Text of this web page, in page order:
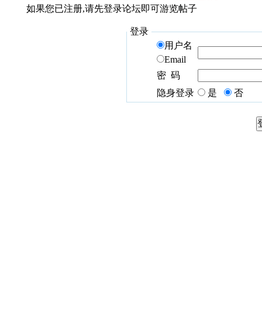
如果您已注册,请先登录论坛即可游览帖子
登录
用户名
Email
密 码
隐身登录
是 否